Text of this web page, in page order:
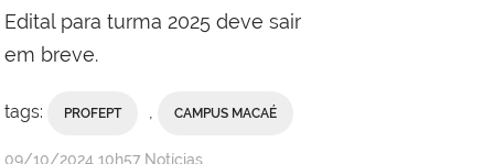
Edital para turma 2025 deve sair
em breve.
tags: PROFEPT , CAMPUS MACAÉ
por
publicado
09/10/2024 10h57 Notícias